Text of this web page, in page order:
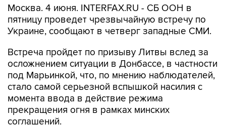
Москва. 4 июня. INTERFAX.RU - СБ ООН в
пятницу проведет чрезвычайную встречу по
Украине, сообщают в четверг западные СМИ.
Встреча пройдет по призыву Литвы вслед за
осложнением ситуации в Донбассе, в частности
под Марьинкой, что, по мнению наблюдателей,
стало самой серьезной вспышкой насилия с
момента ввода в действие режима
прекращения огня в рамках минских
соглашений.